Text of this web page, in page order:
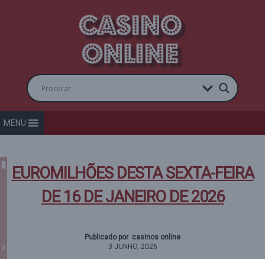
MENU
EUROMILHÕES DESTA SEXTA-FEIRA
DE 16 DE JANEIRO DE 2026
Publicado por casinos online
3 JUNHO, 2026